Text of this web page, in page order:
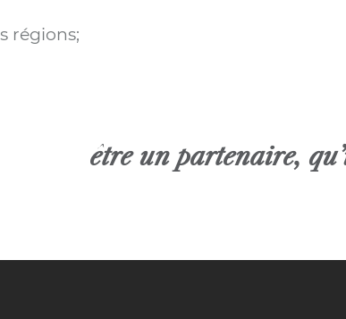
régions;
être un partenaire,